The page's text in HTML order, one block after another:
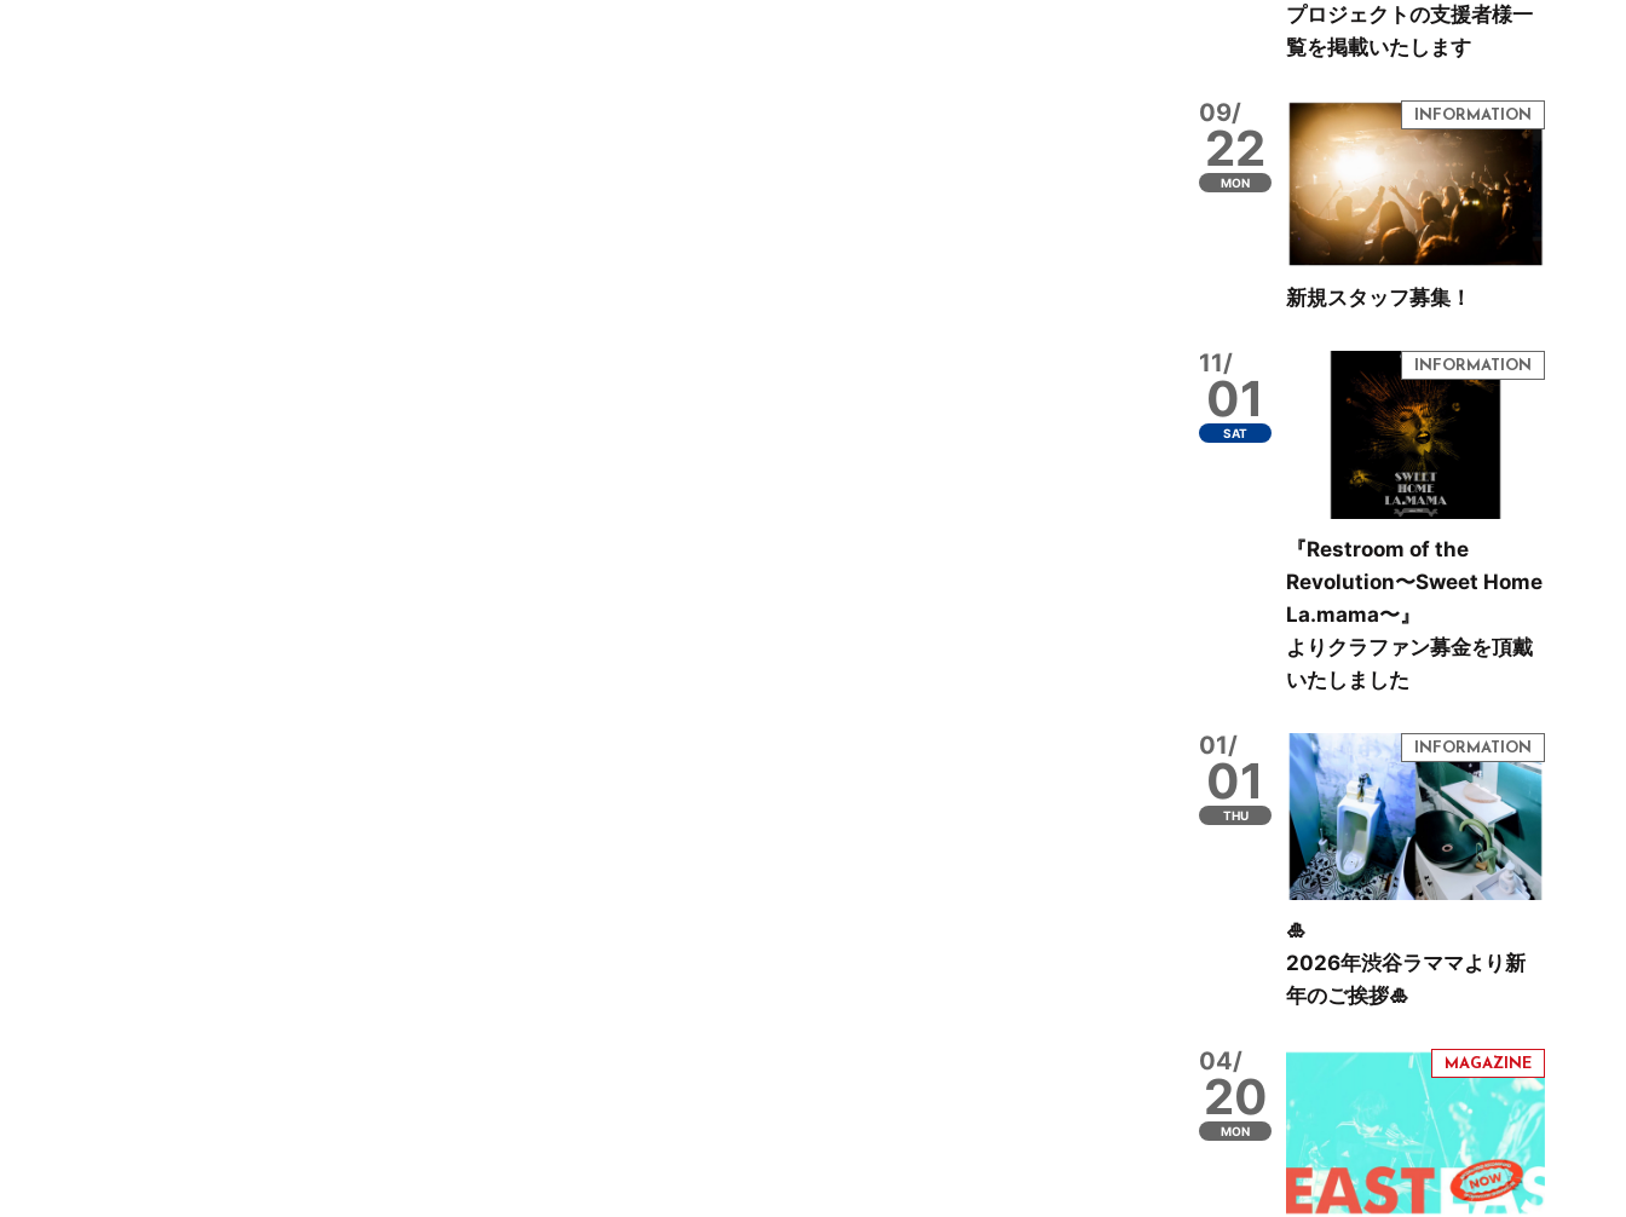
プロジェクトの支援者様一
覧を掲載いたします
09/
22
MON
新規スタッフ募集！
11/
01
SAT
『Restroom of the
Revolution〜Sweet Home
La.mama〜』
よりクラファン募金を頂戴
いたしました
01/
01
THU
🎍
2026年渋谷ラママより新
年のご挨拶🎍
04/
20
MON